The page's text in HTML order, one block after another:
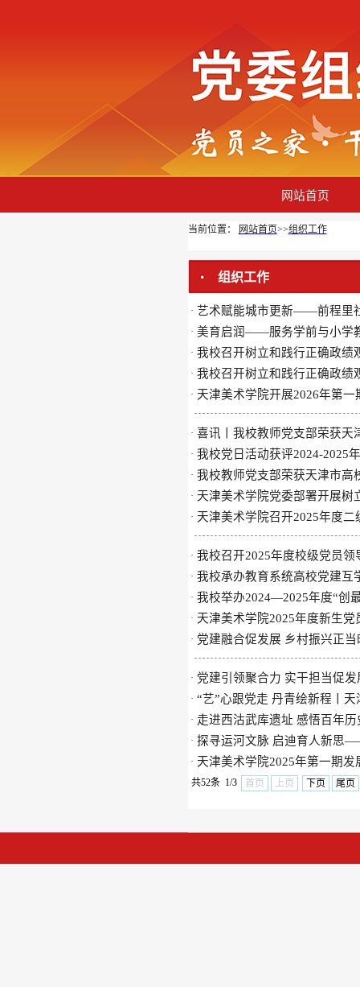
网站首页
当前位置： 网站首页>>组织工作
组织工作
· 艺术赋能城市更新——前程里
· 美育启润——服务学前与小学
· 我校召开树立和践行正确政绩
· 我校召开树立和践行正确政绩
· 天津美术学院开展2026年第一
· 喜讯丨我校教师党支部荣获
· 我校党日活动获评2024-2025
· 我校教师党支部荣获天津市
· 天津美术学院党委部署开展树
· 天津美术学院召开2025年度
· 我校召开2025年度校级党员领
· 我校承办教育系统高校党建互
· 我校举办2024—2025年度“创
· 天津美术学院2025年度新生
· 党建融合促发展 乡村振兴正当
· 党建引领聚合力 实干担当促发
· “艺”心跟党走 丹青绘新程丨
· 走进西沽武库遗址 感悟百年历
· 探寻运河文脉 启迪育人新思
· 天津美术学院2025年第一期
共52条 1/3 首页 上页 下页 尾页